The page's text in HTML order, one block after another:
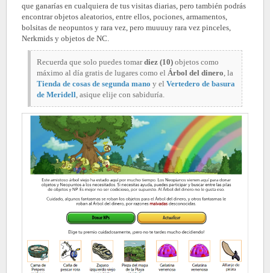
que ganarías en cualquiera de tus visitas diarias, pero también podrás
encontrar objetos aleatorios, entre ellos, pociones, armamentos,
bolsitas de neopuntos y rara vez, pero muuuuy rara vez pinceles,
Nerkmids y objetos de NC.
Recuerda que solo puedes tomardiez (10) objetos como
máximo al día gratis de lugares como el Árbol del dinero la
Tienda de cosas de segunda mano y el Vertedero de basura
de Meridell , asique elije con sabiduría.